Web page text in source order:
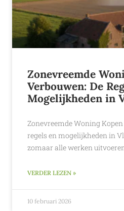
Zonevreemde
Verbouwen: De
Mogelijkheden in
Zonevreemde Woning
regels en mogelijkheden in
zomaar alle werken
VERDER LEZEN »
10 februari 2026